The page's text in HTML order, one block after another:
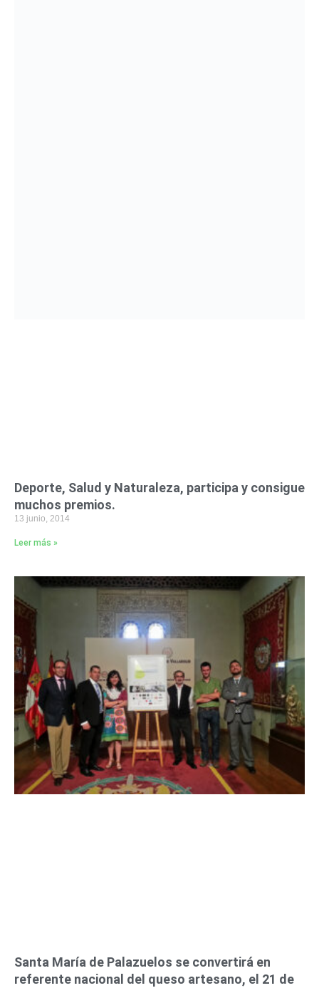
Deporte, Salud y Naturaleza, participa y consigue
muchos premios.
13 junio, 2014
Leer más »
Santa María de Palazuelos se convertirá en
referente nacional del queso artesano, el 21 de